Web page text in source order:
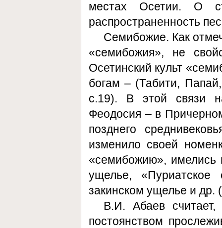
местах Осетии. О
распространенность
Семибожие. Как
«семибожия», не
Осетинский культ
богам – (Табити,
с.19). В этой связи
Феодосия – в
позднего
изменило своей
«семибожию», имелись
ущелье,
закинском ущелье и др.
В.И. Абаев
постоянством